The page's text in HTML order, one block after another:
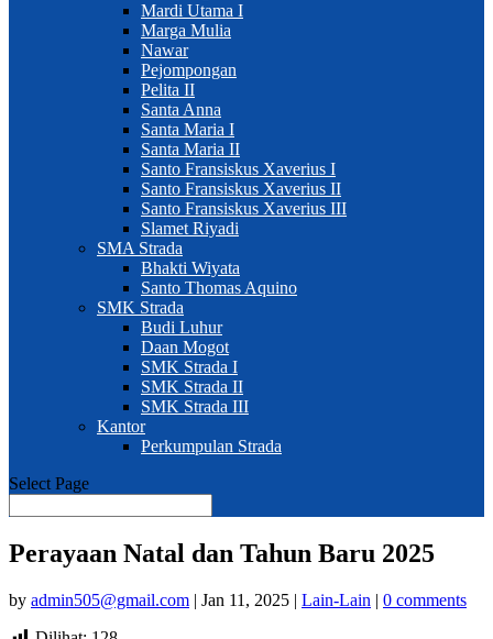
Mardi Utama I
Marga Mulia
Nawar
Pejompongan
Pelita II
Santa Anna
Santa Maria I
Santa Maria II
Santo Fransiskus Xaverius I
Santo Fransiskus Xaverius II
Santo Fransiskus Xaverius III
Slamet Riyadi
SMA Strada
Bhakti Wiyata
Santo Thomas Aquino
SMK Strada
Budi Luhur
Daan Mogot
SMK Strada I
SMK Strada II
SMK Strada III
Kantor
Perkumpulan Strada
Select Page
Perayaan Natal dan Tahun Baru 2025
by admin505@gmail.com | Jan 11, 2025 | Lain-Lain | 0 comments